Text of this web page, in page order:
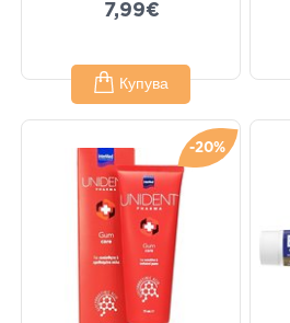
7,99€
Купува
-20%